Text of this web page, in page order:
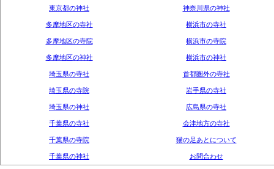
東京都の神社
多摩地区の寺社
多摩地区の寺院
多摩地区の神社
神奈川県の神社
横浜市の寺社
横浜市の寺院
横浜市の神社
埼玉県の寺社
埼玉県の寺院
埼玉県の神社
千葉県の寺社
千葉県の寺院
千葉県の神社
首都圏外の寺社
岩手県の寺社
広島県の寺社
会津地方の寺社
猫の足あとについて
お問合わせ